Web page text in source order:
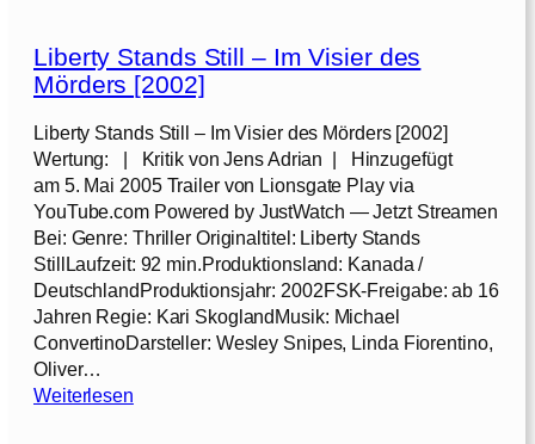
Liberty Stands Still – Im Visier des
Mörders [2002]
Liberty Stands Still – Im Visier des Mörders [2002]
Wertung: | Kritik von Jens Adrian | Hinzugefügt
am 5. Mai 2005 Trailer von Lionsgate Play via
YouTube.com Powered by JustWatch — Jetzt Streamen
Bei: Genre: Thriller Originaltitel: Liberty Stands
StillLaufzeit: 92 min.Produktionsland: Kanada /
DeutschlandProduktionsjahr: 2002FSK-Freigabe: ab 16
Jahren Regie: Kari SkoglandMusik: Michael
ConvertinoDarsteller: Wesley Snipes, Linda Fiorentino,
Oliver…
Weiterlesen: